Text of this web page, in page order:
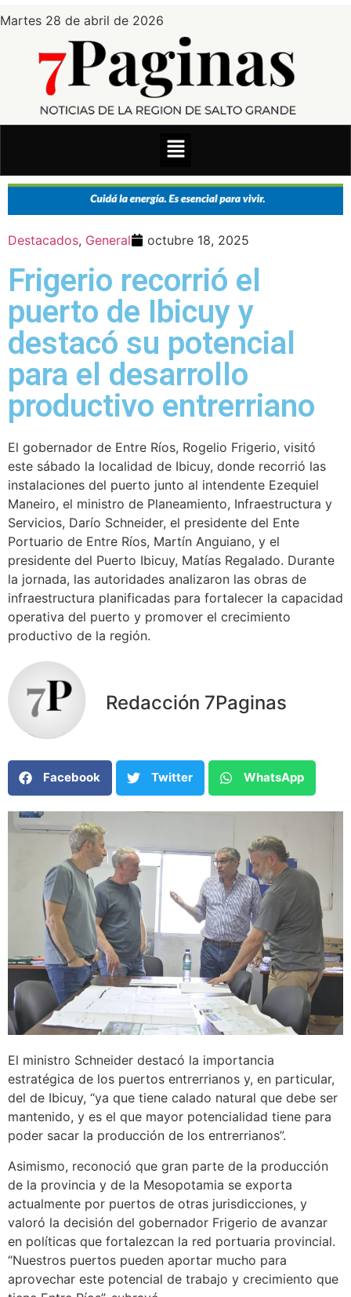
Martes 28 de abril de 2026
Destacados, General octubre 18, 2025
Frigerio recorrió el
puerto de Ibicuy y
destacó su potencial
para el desarrollo
productivo entrerriano
El gobernador de Entre Ríos, Rogelio Frigerio, visitó
este sábado la localidad de Ibicuy, donde recorrió las
instalaciones del puerto junto al intendente Ezequiel
Maneiro, el ministro de Planeamiento, Infraestructura y
Servicios, Darío Schneider, el presidente del Ente
Portuario de Entre Ríos, Martín Anguiano, y el
presidente del Puerto Ibicuy, Matías Regalado. Durante
la jornada, las autoridades analizaron las obras de
infraestructura planificadas para fortalecer la capacidad
operativa del puerto y promover el crecimiento
productivo de la región.
Redacción 7Paginas
Facebook Twitter WhatsApp
El ministro Schneider destacó la importancia
estratégica de los puertos entrerrianos y, en particular,
del de Ibicuy, “ya que tiene calado natural que debe ser
mantenido, y es el que mayor potencialidad tiene para
poder sacar la producción de los entrerrianos”.
Asimismo, reconoció que gran parte de la producción
de la provincia y de la Mesopotamia se exporta
actualmente por puertos de otras jurisdicciones, y
valoró la decisión del gobernador Frigerio de avanzar
en políticas que fortalezcan la red portuaria provincial.
“Nuestros puertos pueden aportar mucho para
aprovechar este potencial de trabajo y crecimiento que